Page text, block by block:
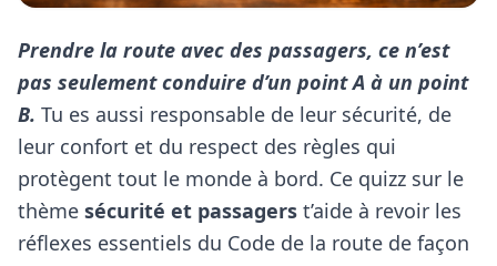
Prendre la route avec des passagers, ce n’est
pas seulement conduire d’un point A à un point
B. Tu es aussi responsable de leur sécurité, de
leur confort et du respect des règles qui
protègent tout le monde à bord. Ce quizz sur le
thème sécurité et passagers t’aide à revoir les
réflexes essentiels du Code de la route de façon